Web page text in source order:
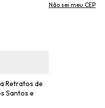
Não sei meu CEP
Retratos de
Santos e